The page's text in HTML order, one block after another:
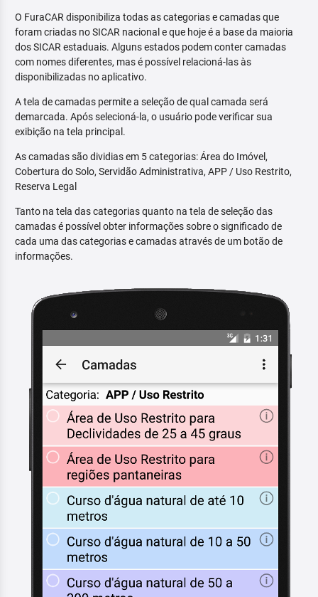
O FuraCAR disponibiliza todas as categorias e camadas que
foram criadas no SICAR nacional e que hoje é a base da maioria
dos SICAR estaduais. Alguns estados podem conter camadas
com nomes diferentes, mas é possível relacioná-las às
disponibilizadas no aplicativo.
A tela de camadas permite a seleção de qual camada será
demarcada. Após selecioná-la, o usuário pode verificar sua
exibição na tela principal.
As camadas são dividias em 5 categorias: Área do Imóvel,
Cobertura do Solo, Servidão Administrativa, APP / Uso Restrito,
Reserva Legal
Tanto na tela das categorias quanto na tela de seleção das
camadas é possível obter informações sobre o significado de
cada uma das categorias e camadas através de um botão de
informações.